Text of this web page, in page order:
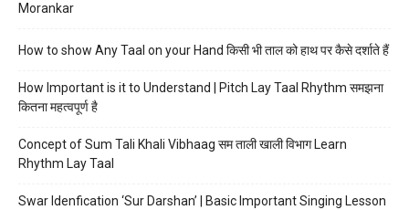
Morankar
How to show Any Taal on your Hand किसी भी ताल को हाथ पर कैसे दर्शाते हैं
How Important is it to Understand | Pitch Lay Taal Rhythm समझना
कितना महत्वपूर्ण है
Concept of Sum Tali Khali Vibhaag सम ताली खाली विभाग Learn
Rhythm Lay Taal
Swar Idenfication ‘Sur Darshan’ | Basic Important Singing Lesson